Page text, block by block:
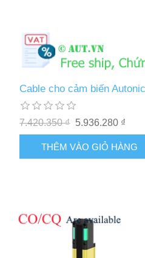
Cable cho cảm biến
7.420.350 ₫ 5.936.280 ₫
THÊM VÀO GIỎ HÀNG